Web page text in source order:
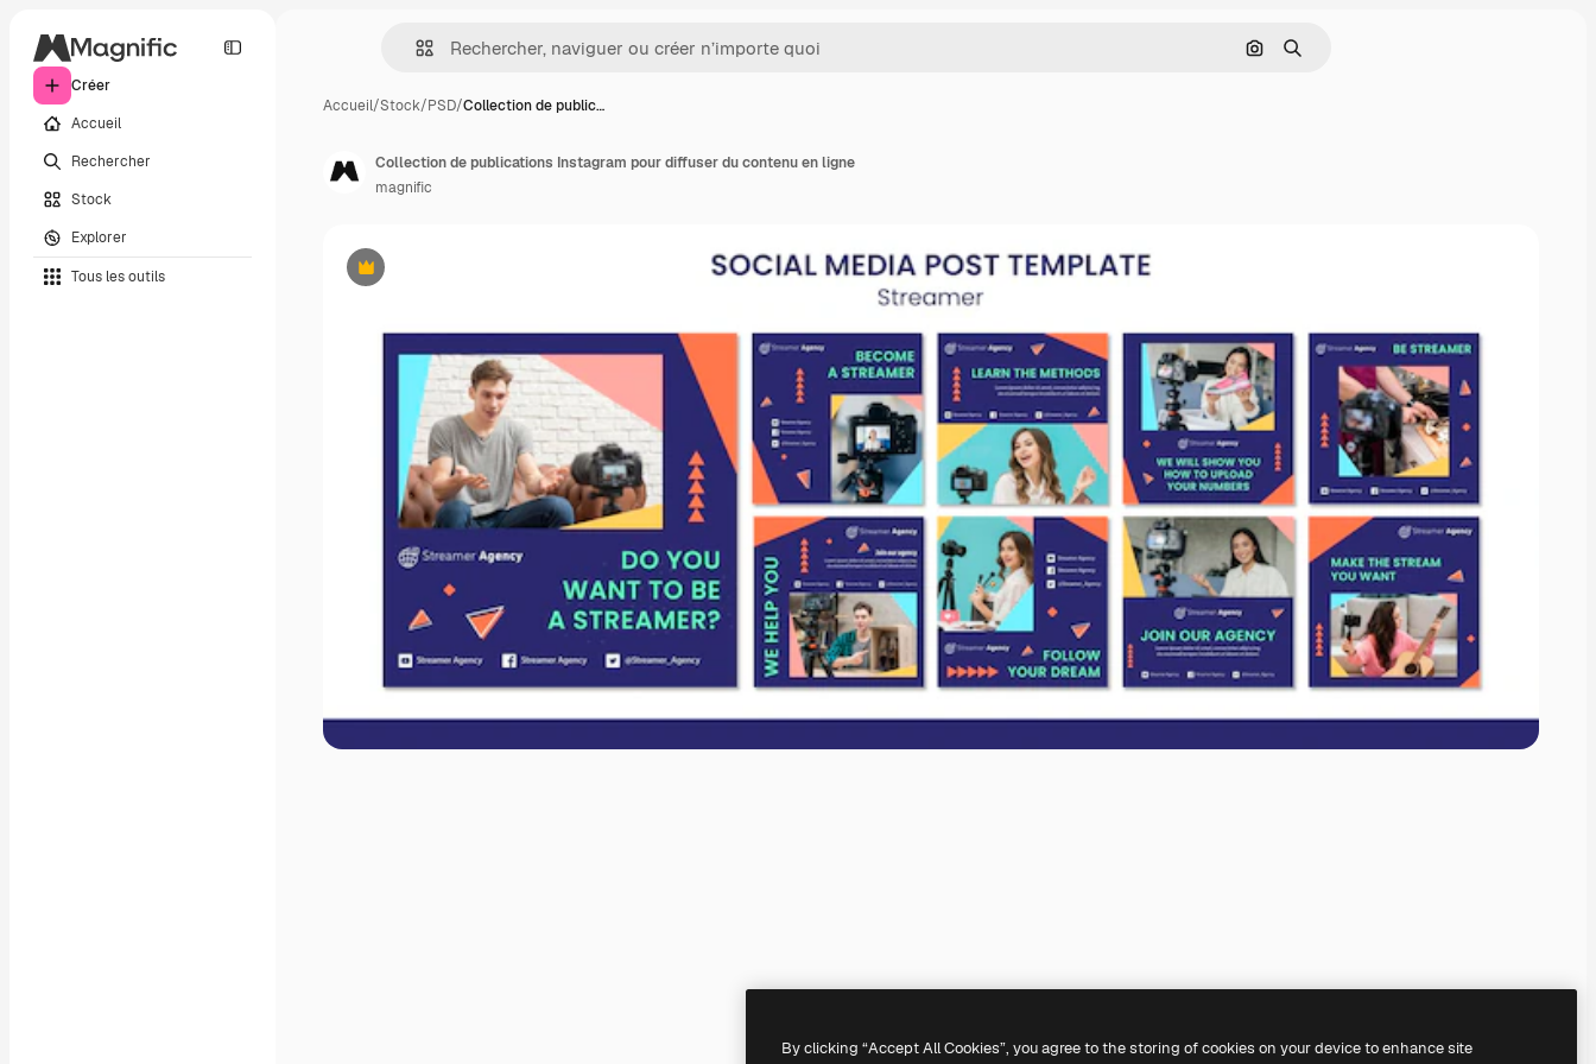
Créer
Accueil
Rechercher
Stock
Explorer
Tous les outils
Rechercher par image
Rechercher
Accueil/Stock/PSD/Collection de public…
Premium
Collection de publications Instagram pour diffuser du contenu en ligne
magnific
By clicking “Accept All Cookies”, you agree to the storing of cookies on your device to enhance site